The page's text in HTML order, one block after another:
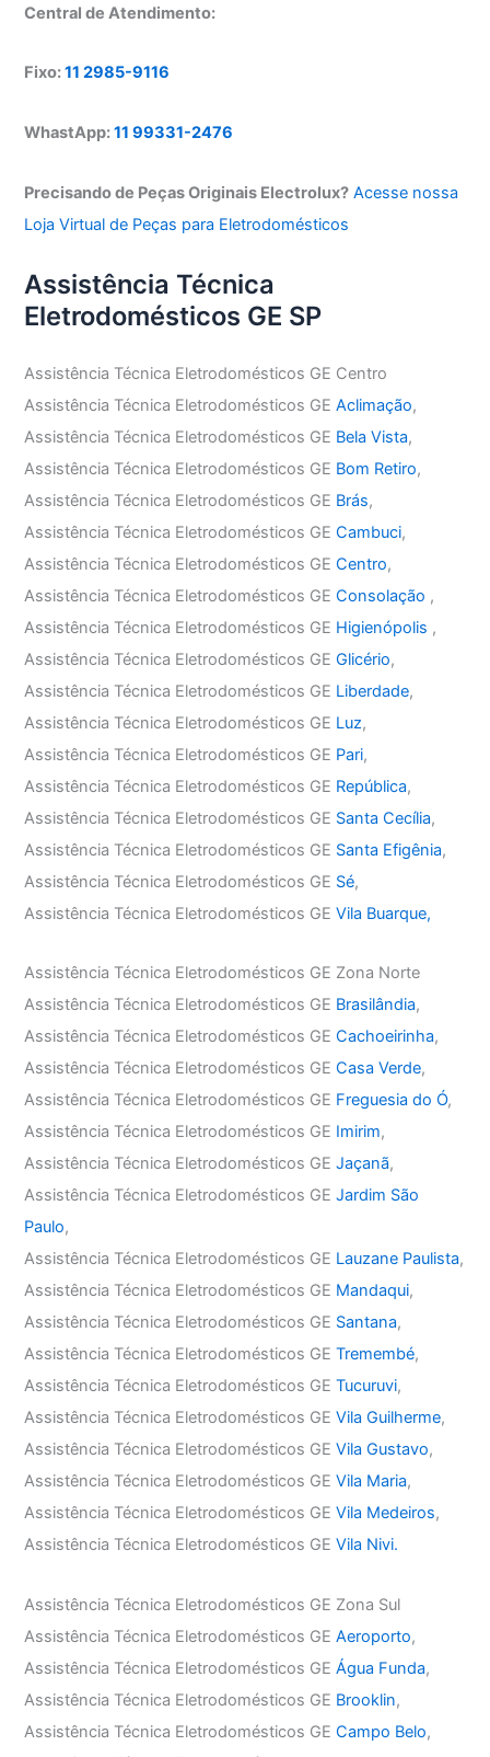
Central de Atendimento:
Fixo:11 2985-9116
WhastApp:11 99331-2476
Precisando de Peças Originais Electrolux? Acesse nossa
Loja Virtual de Peças para Eletrodomésticos
Assistência Técnica
Eletrodomésticos GE SP
Assistência Técnica Eletrodomésticos GE Centro
Assistência Técnica Eletrodomésticos GEAclimação,
Assistência Técnica Eletrodomésticos GE Bela Vista,
Assistência Técnica Eletrodomésticos GE Bom Retiro,
Assistência Técnica Eletrodomésticos GE Brás,
Assistência Técnica Eletrodomésticos GECambuci,
Assistência Técnica Eletrodomésticos GECentro,
Assistência Técnica Eletrodomésticos GEConsolação ,
Assistência Técnica Eletrodomésticos GE Higienópolis ,
Assistência Técnica Eletrodomésticos GEGlicério,
Assistência Técnica Eletrodomésticos GE Liberdade,
Assistência Técnica Eletrodomésticos GE Luz,
Assistência Técnica Eletrodomésticos GE Pari,
Assistência Técnica Eletrodomésticos GE República,
Assistência Técnica Eletrodomésticos GE Santa Cecília,
Assistência Técnica Eletrodomésticos GE Santa Efigênia,
Assistência Técnica Eletrodomésticos GE Sé,
Assistência Técnica Eletrodomésticos GEVila Buarque,
Assistência Técnica Eletrodomésticos GE Zona Norte
Assistência Técnica Eletrodomésticos GE Brasilândia,
Assistência Técnica Eletrodomésticos GECachoeirinha,
Assistência Técnica Eletrodomésticos GECasa Verde,
Assistência Técnica Eletrodomésticos GE Freguesia do Ó,
Assistência Técnica Eletrodomésticos GE Imirim,
Assistência Técnica Eletrodomésticos GEJaçanã,
Assistência Técnica Eletrodomésticos GEJardim São
Paulo,
Assistência Técnica Eletrodomésticos GE Lauzane Paulista,
Assistência Técnica Eletrodomésticos GE Mandaqui,
Assistência Técnica Eletrodomésticos GE Santana,
Assistência Técnica Eletrodomésticos GETremembé,
Assistência Técnica Eletrodomésticos GETucuruvi,
Assistência Técnica Eletrodomésticos GEVila Guilherme,
Assistência Técnica Eletrodomésticos GEVila Gustavo,
Assistência Técnica Eletrodomésticos GEVila Maria,
Assistência Técnica Eletrodomésticos GEVila Medeiros,
Assistência Técnica Eletrodomésticos GEVila Nivi.
Assistência Técnica Eletrodomésticos GE Zona Sul
Assistência Técnica Eletrodomésticos GEAeroporto,
Assistência Técnica Eletrodomésticos GEÁgua Funda,
Assistência Técnica Eletrodomésticos GE Brooklin,
Assistência Técnica Eletrodomésticos GECampo Belo,